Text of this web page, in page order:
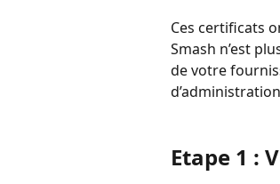
Ces certificats
Smash n’est
de votre
Etape 1 :